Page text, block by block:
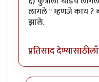
लागले " म्हणजे काय ?
झाले.
प्रतिसाद देण्यासाठी